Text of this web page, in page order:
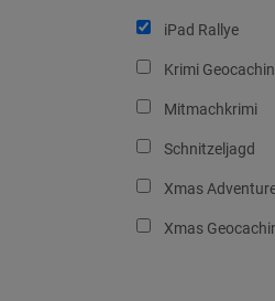
iPad Rallye
Krimi
Mitmachkrimi
Schnitzeljagd
Xmas
Xmas